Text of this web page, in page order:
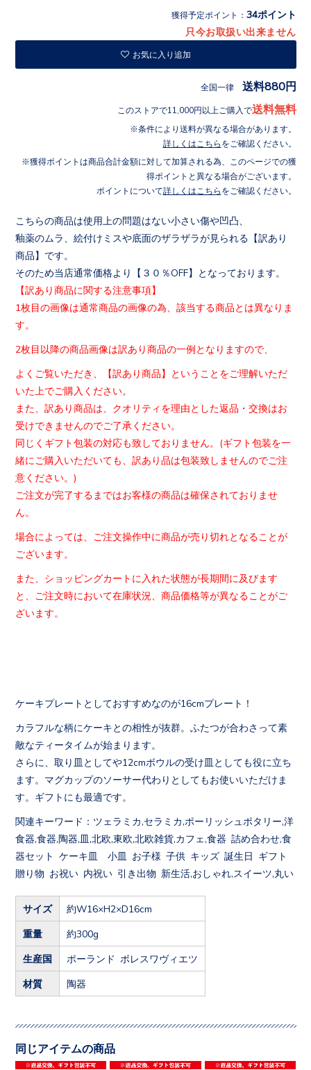
獲得予定ポイント： 34ポイント
只今お取扱い出来ません
お気に入り追加
全国一律 送料880円
このストアで11,000円以上ご購入で送料無料
条件により送料が異なる場合があります。
詳しくはこちら をご確認ください。
獲得ポイントは商品合計金額に対して加算される為、このページでの獲
得ポイントと異なる場合がございます。
ポイントについて詳しくはこちら をご確認ください。
こちらの商品は使用上の問題はない小さい傷や凹凸、
釉薬のムラ、絵付けミスや底面のザラザラが見られる【訳あり
商品 】です。
そのため当店通常価格より【３０％OFF】となっております。
【訳あり商品に関する注意事項】
1枚目の画像は通常商品の画像の為、該当する商品とは異なりま
す
2枚目以降の商品画像は訳あり商品の一例となりますので、
よくご覧いただき、【訳あり商品】ということをご理解いただ
いた 上でご購入ください。
また、訳あり商品は、クオリティを理由とした返品・交換はお
受けできませんのでご了承ください。
同じくギフト包装の対応も致しておりません。(ギフト包装を一
緒にご購入いただいても、 訳あり品は包装致しませんのでご注
意ください。)
ご注文が完了するまではお客様の商品は確保されておりませ
ん。
場合によっては、
ご注文操作中に商品が売り切れとなることが
ございます。
また、ショッピングカートに入れた状態が長期間に及びます
と、
ご注文時において在庫状況、 商品価格等が異なることがご
ざいます。
ケーキプレートとしておすすめなのが16cmプレート！
カラフルな柄にケーキとの相性が抜群。ふたつが合わさって素
敵なティータイムが始まります。
さらに、取り皿としてや12cmボウルの受け皿としても役に立ち
ます。マグカップのソーサー代わりとしてもお使いいただけま
す。ギフトにも最適です。
関連キーワード：ツェラミカ,セラミカ,ポーリッシュポタリー,洋
食器,食器,陶器,皿,北欧,東欧,北欧雑貨,カフェ,食器 詰め合わせ,食
器セット ケーキ皿 小皿 お子様 子供 キッズ 誕生日 ギフト
贈り物 お祝い 内祝い 引き出物 新生活,おしゃれ,スイーツ,丸い
サイズ 約W16×H2×D16cm
重量 約300g
生産国 ポーランド ボレスワヴィエツ
材質 陶器
同じアイテムの商品